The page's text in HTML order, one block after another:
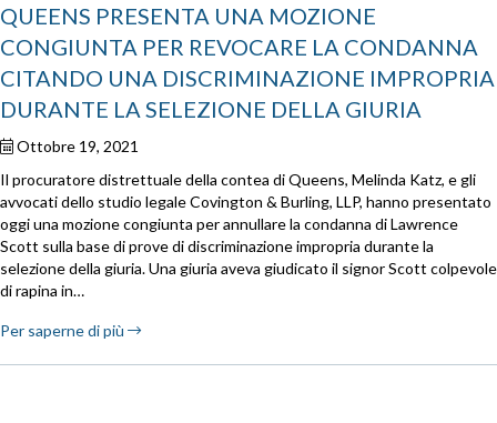
QUEENS PRESENTA UNA MOZIONE
CONGIUNTA PER REVOCARE LA CONDANNA
CITANDO UNA DISCRIMINAZIONE IMPROPRIA
DURANTE LA SELEZIONE DELLA GIURIA
Ottobre 19, 2021
Il procuratore distrettuale della contea di Queens, Melinda Katz, e gli
avvocati dello studio legale Covington & Burling, LLP, hanno presentato
oggi una mozione congiunta per annullare la condanna di Lawrence
Scott sulla base di prove di discriminazione impropria durante la
selezione della giuria. Una giuria aveva giudicato il signor Scott colpevole
di rapina in…
Per saperne di più